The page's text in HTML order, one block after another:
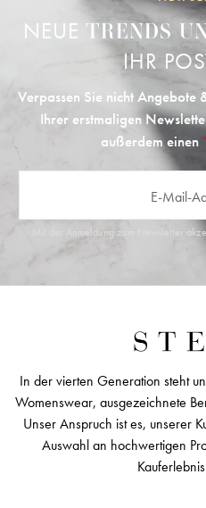
NEUE TRENDS
IHR
Verpassen Sie nicht Angebote
Ihrer erstmaligen
außerdem einen
E-Mail-
Mit der Anmeldung zum Newsletter
In der vierten Generation steht
Womenswear, ausgezeichnete
Unser Anspruch ist es, unserer
Auswahl an hochwertigen